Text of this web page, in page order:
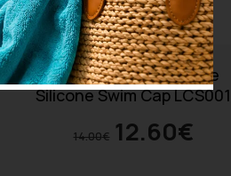
TYR Adult Wrinkle-Free
Silicone Swim Cap LCS001
14.00€ 12.60€